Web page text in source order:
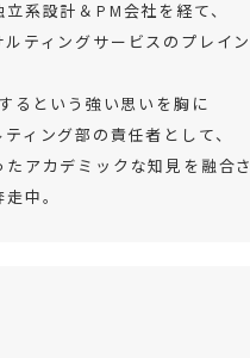
系設計＆PM会社を経て、
ティングサービスのプレイン
るという強い思いを胸に
ィング部の責任者として、
アカデミックな知見を融合さ
中。